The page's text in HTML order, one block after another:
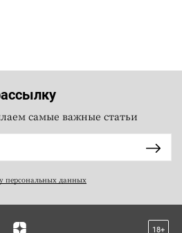
самые важные статьи
персональных данных
18+